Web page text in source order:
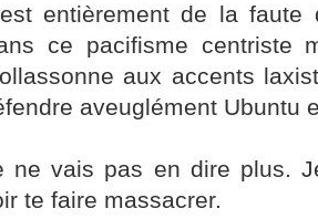
entièrement de la faute
ce pacifisme centriste
aux accents
aveuglément Ubuntu
ne vais pas en dire plus.
te faire massacrer.